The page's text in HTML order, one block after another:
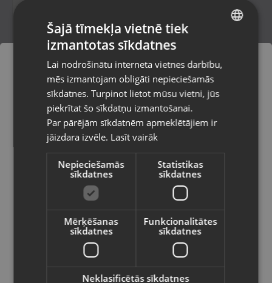
Xiaomi Redmi Note 15 Pro+ 5G 256GB
Talsi, Kr. Valdemāra iela 8
Stāvoklis Lietots (Garantija 6 mēneši)
280.00€
€ /mēn.
Xiaomi Redmi Note 14 4G 128GB
Pasūtījumi tiks piegādāti uz
izvēlēto valsti
Vietnes saturs būs attēlots izvēlētajā
valodā
Valsts
Latviešu / Latvian
RUSSIAN
Šajā tīmekļa vietnē tiek
izmantotas sīkdatnes
Lai nodrošinātu interneta vietnes darbību,
mēs izmantojam obligāti nepieciešamās
sīkdatnes. Turpinot lietot mūsu vietni, jūs
piekrītat šo sīkdatņu izmantošanai.
Par pārējām sīkdatnēm apmeklētājiem ir
jāizdara izvēle. Lasīt vairāk
Nepieciešamās
sīkdatnes
Statistikas
sīkdatnes
Mērķēšanas
sīkdatnes
Funkcionalitātes
sīkdatnes
Neklasificētās sīkdatnes